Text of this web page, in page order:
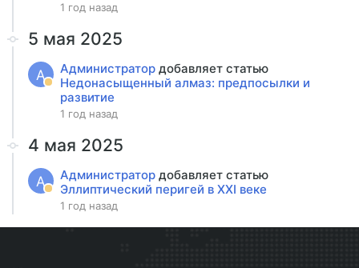
1 год назад
5 мая 2025
А Администратор добавляет статью
Недонасыщенный алмаз: предпосылки и
развитие
1 год назад
4 мая 2025
А Администратор добавляет статью
Эллиптический перигей в XXI веке
1 год назад